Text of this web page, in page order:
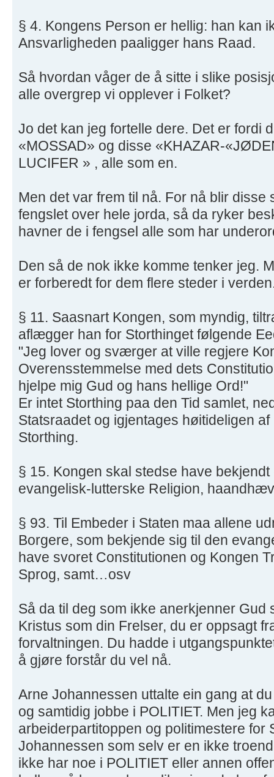
§ 4. Kongens Person er hellig: han kan
Ansvarligheden paaligger hans Raad.
Så hvordan våger de å sitte i slike
alle overgrep vi opplever i Folket?
Jo det kan jeg fortelle dere. Det er fordi
«MOSSAD» og disse «KHAZAR-
LUCIFER » , alle som en.
Men det var frem til nå. For nå blir disse
fengslet over hele jorda, så da ryker
havner de i fengsel alle som har
Den så de nok ikke komme tenker jeg.
er forberedt for dem flere steder i
§ 11. Saasnart Kongen, som myndig,
aflægger han for Storthinget følgende
"Jeg lover og sværger at ville regjere
Overensstemmelse med dets
hjelpe mig Gud og hans hellige Ord!"
Er intet Storthing paa den Tid samlet,
Statsraadet og igjentages høitideligen
Storthing.
§ 15. Kongen skal stedse have
evangelisk-lutterske Religion,
§ 93. Til Embeder i Staten maa allene
Borgere, som bekjende sig til den
have svoret Constitutionen og Kongen
Sprog, samt…osv
Så da til deg som ikke anerkjenner Gud
Kristus som din Frelser, du er oppsagt
forvaltningen. Du hadde i
å gjøre forstår du vel nå.
Arne Johannessen uttalte ein gang at
og samtidig jobbe i POLITIET. Men jeg
arbeiderpartitoppen og politimestere for
Johannessen som selv er en ikke
ikke har noe i POLITIET eller annen